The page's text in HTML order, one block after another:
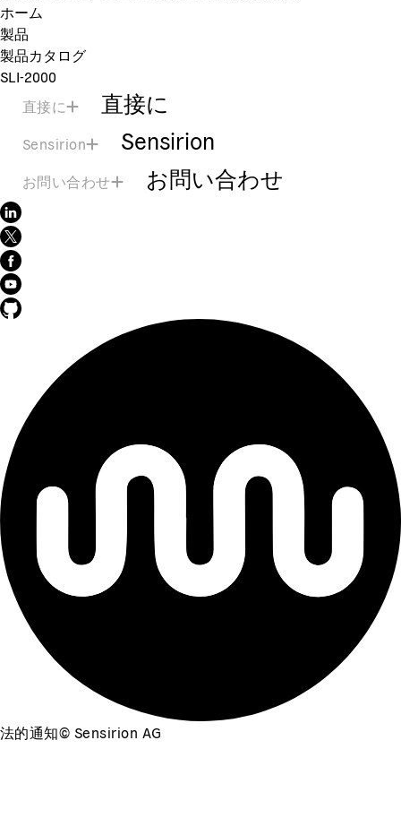
ホーム
製品
製品カタログ
SLI-2000
直接に
直接に
Sensirion Sensirion
お問い合わせ お問い合わせ
法的通知© Sensirion AG